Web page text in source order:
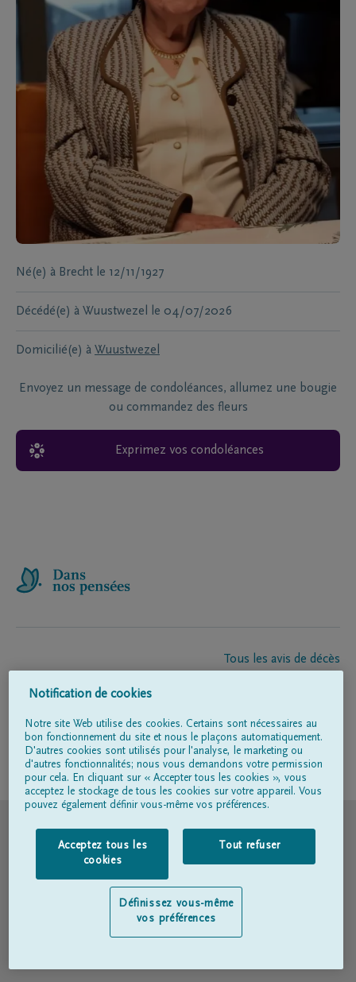
Né(e) à Brecht le 12/11/1927
Décédé(e) à Wuustwezel le 04/07/2026
Domicilié(e) à Wuustwezel
Envoyez un message de condoléances, allumez une bougie
ou commandez des fleurs
Exprimez vos condoléances
Tous les avis de décès
Entrepreneur de pompes funèbres
Suivez-nous sur
Conditions d'utilisation
Déclaration relative à la vie privée
Déclaration d’accessibilité
Notification de cookies
Notre site Web utilise des cookies. Certains sont nécessaires au
bon fonctionnement du site et nous le plaçons automatiquement.
D'autres cookies sont utilisés pour l'analyse, le marketing ou
d'autres fonctionnalités; nous vous demandons votre permission
pour cela. En cliquant sur « Accepter tous les cookies », vous
acceptez le stockage de tous les cookies sur votre appareil. Vous
pouvez également définir vous-même vos préférences.
Acceptez tous les
cookies
Tout refuser
Définissez vous-même
vos préférences